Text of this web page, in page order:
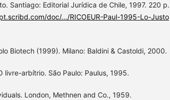
Santiago: Editorial Jurídica de Chile, 1997. 220 p.
doc/.../RICOEUR-Paul-1995-Lo-Justo
Biotech (1999). Milano: Baldini & Castoldi, 2000.
livre-arbítrio. São Paulo: Paulus, 1995.
London, Methnen and Co., 1959.